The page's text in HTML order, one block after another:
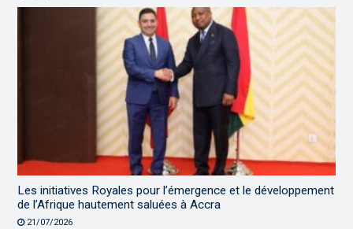
Les initiatives Royales pour l’émergence et le développement
de l’Afrique hautement saluées à Accra
21/07/2026